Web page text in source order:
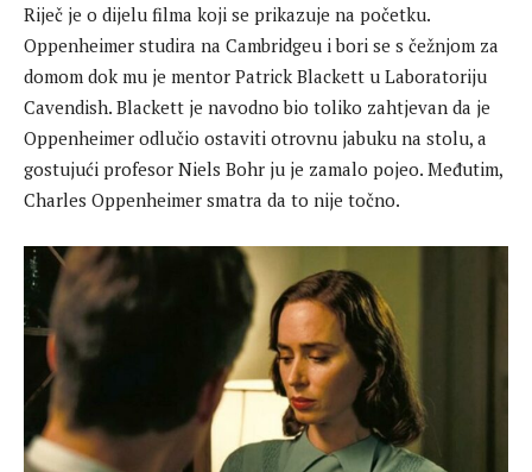
Riječ je o dijelu filma koji se prikazuje na početku.
Oppenheimer studira na Cambridgeu i bori se s čežnjom za
domom dok mu je mentor Patrick Blackett u Laboratoriju
Cavendish. Blackett je navodno bio toliko zahtjevan da je
Oppenheimer odlučio ostaviti otrovnu jabuku na stolu, a
gostujući profesor Niels Bohr ju je zamalo pojeo. Međutim,
Charles Oppenheimer smatra da to nije točno.